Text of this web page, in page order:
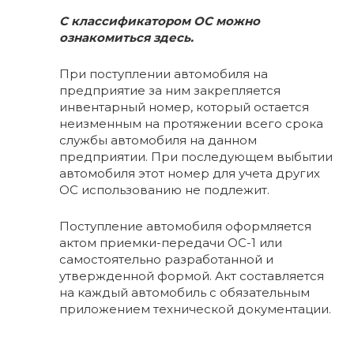
С классификатором ОС можно
ознакомиться здесь.
При поступлении автомобиля на
предприятие за ним закрепляется
инвентарный номер, который остается
неизменным на протяжении всего срока
службы автомобиля на данном
предприятии. При последующем выбытии
автомобиля этот номер для учета других
ОС использованию не подлежит.
Поступление автомобиля оформляется
актом приемки-передачи ОС-1 или
самостоятельно разработанной и
утвержденной формой. Акт составляется
на каждый автомобиль с обязательным
приложением технической документации.